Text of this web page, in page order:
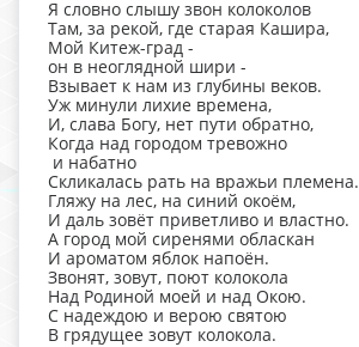
Я словно слышу звон колоколов
Там, за рекой, где старая Кашира,
Мой Китеж-град -
он в неоглядной шири -
Взывает к нам из глубины веков.
Уж минули лихие времена,
И, слава Богу, нет пути обратно,
Когда над городом тревожно
и набатно
Скликалась рать на вражьи племена.
Гляжу на лес, на синий окоём,
И даль зовёт приветливо и властно.
А город мой сиренями обласкан
И ароматом яблок напоён.
Звонят, зовут, поют колокола
Над Родиной моей и над Окою.
С надеждою и верою святою
В грядущее зовут колокола.